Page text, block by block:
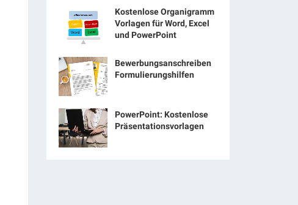
Kostenlose Organigramm
Vorlagen für Word, Excel
und PowerPoint
Bewerbungsanschreiben
Formulierungshilfen
PowerPoint: Kostenlose
Präsentationsvorlagen